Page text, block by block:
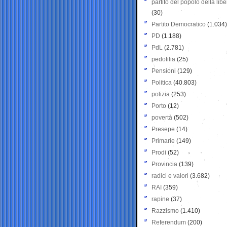
partito del popolo della
(30)
Partito Democratico (1.034)
PD (1.188)
PdL (2.781)
pedofilia (25)
Pensioni (129)
Politica (40.803)
polizia (253)
Porto (12)
povertà (502)
Presepe (14)
Primarie (149)
Prodi (52)
Provincia (139)
radici e valori (3.682)
RAI (359)
rapine (37)
Razzismo (1.410)
Referendum (200)